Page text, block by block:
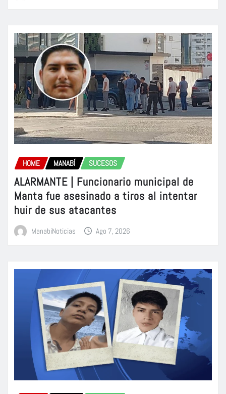
HOME MANABÍ SUCESOS
ALARMANTE | Funcionario municipal de
Manta fue asesinado a tiros al intentar
huir de sus atacantes
ManabiNoticias Ago 7, 2026